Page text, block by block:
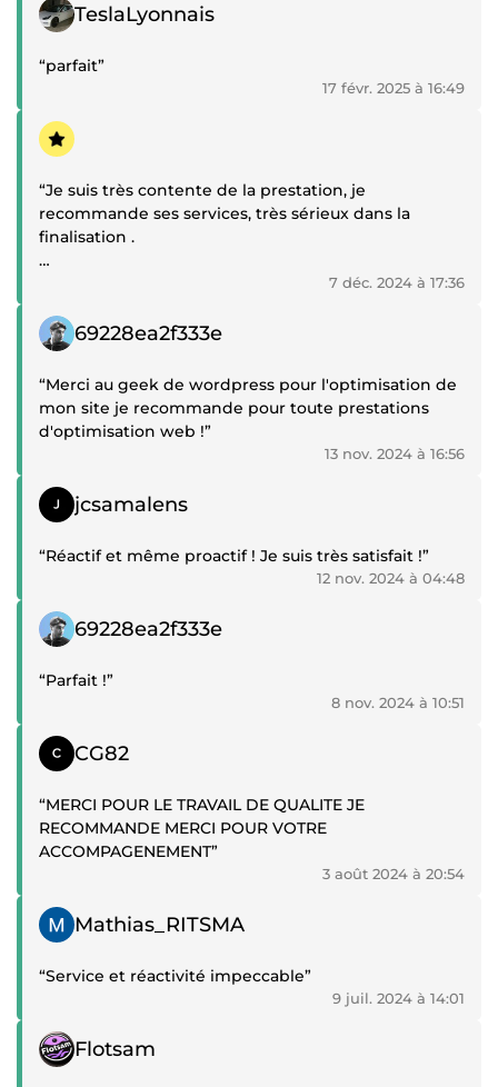
Témoignage positif
TeslaLyonnais
“parfait”
17 févr. 2025 à 16:49
Témoignage positif
“Je suis très contente de la prestation, je
recommande ses services, très sérieux dans la
finalisation .
7 déc. 2024 à 17:36
Témoignage positif
69228ea2f333e
“Merci au geek de wordpress pour l'optimisation de
mon site je recommande pour toute prestations
d'optimisation web !”
13 nov. 2024 à 16:56
Témoignage positif
jcsamalens
“Réactif et même proactif ! Je suis très satisfait !”
12 nov. 2024 à 04:48
Témoignage positif
69228ea2f333e
“Parfait !”
8 nov. 2024 à 10:51
Témoignage positif
CG82
“MERCI POUR LE TRAVAIL DE QUALITE JE
RECOMMANDE MERCI POUR VOTRE
ACCOMPAGENEMENT”
3 août 2024 à 20:54
Témoignage positif
Mathias_RITSMA
“Service et réactivité impeccable”
9 juil. 2024 à 14:01
Témoignage positif
Flotsam